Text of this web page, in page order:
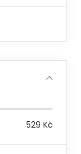
529 Kč